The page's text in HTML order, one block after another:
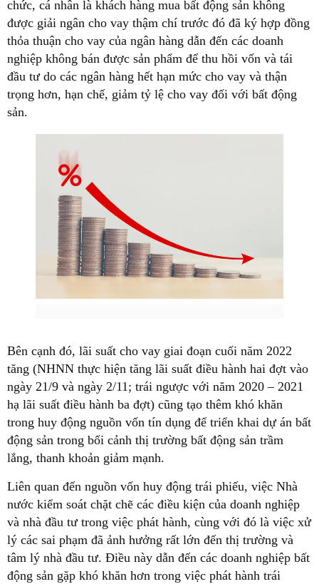
chức, cá nhân là khách hàng mua bất động sản không
được giải ngân cho vay thậm chí trước đó đã ký hợp đồng
thỏa thuận cho vay của ngân hàng dẫn đến các doanh
nghiệp không bán được sản phẩm để thu hồi vốn và tái
đầu tư do các ngân hàng hết hạn mức cho vay và thận
trọng hơn, hạn chế, giảm tỷ lệ cho vay đối với bất động
sản.
Bên cạnh đó, lãi suất cho vay giai đoạn cuối năm 2022
tăng (NHNN thực hiện tăng lãi suất điều hành hai đợt vào
ngày 21/9 và ngày 2/11; trái ngược với năm 2020 – 2021
hạ lãi suất điều hành ba đợt) cũng tạo thêm khó khăn
trong huy động nguồn vốn tín dụng để triển khai dự án bất
động sản trong bối cảnh thị trường bất động sản trầm
lắng, thanh khoản giảm mạnh.
Liên quan đến nguồn vốn huy động trái phiếu, việc Nhà
nước kiểm soát chặt chẽ các điều kiện của doanh nghiệp
và nhà đầu tư trong việc phát hành, cùng với đó là việc xử
lý các sai phạm đã ảnh hưởng rất lớn đến thị trường và
tâm lý nhà đầu tư. Điều này dẫn đến các doanh nghiệp bất
động sản gặp khó khăn hơn trong việc phát hành trái